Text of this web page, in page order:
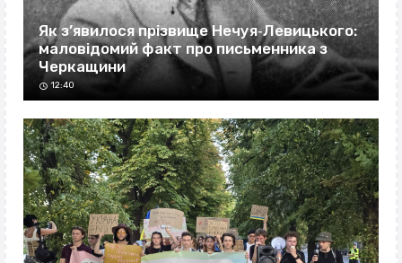
Як з’явилося прізвище Нечуя‐Левицького:
маловідомий факт про письменника з
Черкащини
12:40